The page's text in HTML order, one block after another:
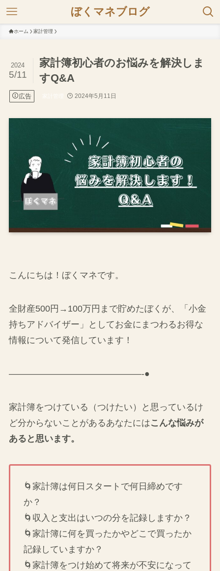
ぼくマネブログ
ホーム 家計管理
家計簿初心者のお悩みを解決しま
すQ&A
2024
5/11
広告 2024年5月11日
こんにちは！ぼくマネです。
全財産500円→100万円まで貯めたぼくが、「小金
持ちアドバイザー」としてお金にまつわるお得な
情報について発信しています！
———————————————-●
家計簿をつけている（つけたい）と思っているけ
ど分からないことがあるあなたにはこんな悩みが
あると思います。
🌀家計簿は何日スタートで何日締めです
か？
🌀収入と支出はいつの分を記録しますか？
🌀家計簿に何を買ったかやどこで買ったか
記録していますか？
🌀家計簿をつけ始めて将来が不安になって